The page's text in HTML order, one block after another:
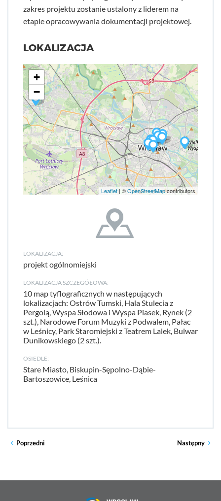
zakres projektu zostanie ustalony z liderem na
etapie opracowywania dokumentacji projektowej.
LOKALIZACJA
+
−
Leaflet | ©OpenStreetMapcontributors
LOKALIZACJA:
projekt ogólnomiejski
LOKALIZACJA SZCZEGÓŁOWA:
10 map tyflograficznych w następujących
lokalizacjach: Ostrów Tumski, Hala Stulecia z
Pergolą, Wyspa Słodowa i Wyspa Piasek, Rynek (2
szt.), Narodowe Forum Muzyki z Podwalem, Pałac
w Leśnicy, Park Staromiejski z Teatrem Lalek, Bulwar
Dunikowskiego (2 szt.).
OSIEDLE:
Stare Miasto, Biskupin-Sępolno-Dąbie-
Bartoszowice, Leśnica
Poprzedni Następny